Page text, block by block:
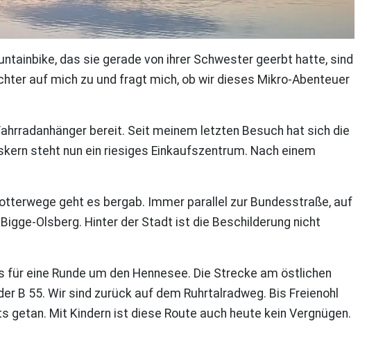
das sie gerade von ihrer Schwester geerbt hatte, sind
auf mich zu und fragt mich, ob wir dieses Mikro-Abenteuer
bereit. Seit meinem letzten Besuch hat sich die
steht nun ein riesiges Einkaufszentrum. Nach einem
geht es bergab. Immer parallel zur Bundesstraße, auf
Olsberg. Hinter der Stadt ist die Beschilderung nicht
eine Runde um den Hennesee. Die Strecke am östlichen
B 55. Wir sind zurück auf dem Ruhrtalradweg. Bis Freienohl
getan. Mit Kindern ist diese Route auch heute kein Vergnügen.